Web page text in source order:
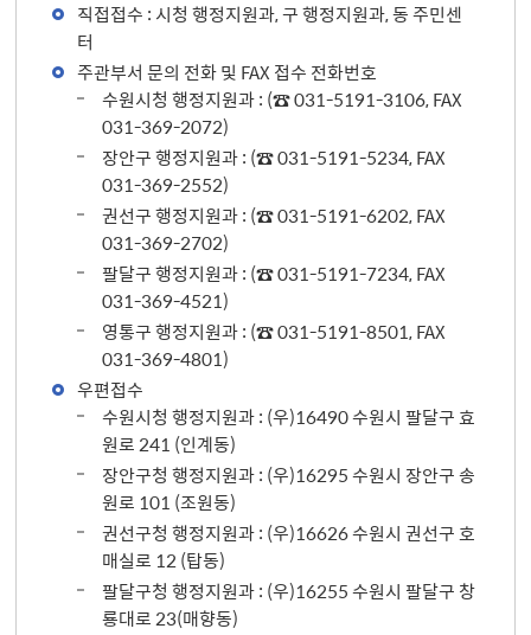
직접접수 : 시청 행정지원과, 구 행정지원과, 동 주민센
터
주관부서 문의 전화 및 FAX 접수 전화번호
수원시청 행정지원과 : (☎ 031-5191-3106, FAX
031-369-2072)
장안구 행정지원과 : (☎ 031-5191-5234, FAX
031-369-2552)
권선구 행정지원과 : (☎ 031-5191-6202, FAX
031-369-2702)
팔달구 행정지원과 : (☎ 031-5191-7234, FAX
031-369-4521)
영통구 행정지원과 : (☎ 031-5191-8501, FAX
031-369-4801)
우편접수
수원시청 행정지원과 : (우)16490 수원시 팔달구 효
원로 241 (인계동)
장안구청 행정지원과 : (우)16295 수원시 장안구 송
원로 101 (조원동)
권선구청 행정지원과 : (우)16626 수원시 권선구 호
매실로 12 (탑동)
팔달구청 행정지원과 : (우)16255 수원시 팔달구 창
룡대로 23(매향동)